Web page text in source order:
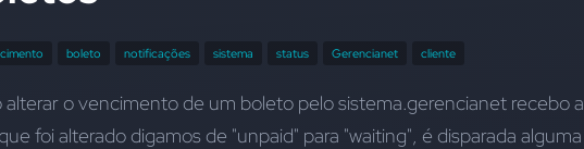
boleto notificações sistema status Gerencianet cliente
alterar o vencimento de um boleto pelo sistema.gerencianet recebo a
foi alterado digamos de "unpaid" para "waiting", é disparada alguma